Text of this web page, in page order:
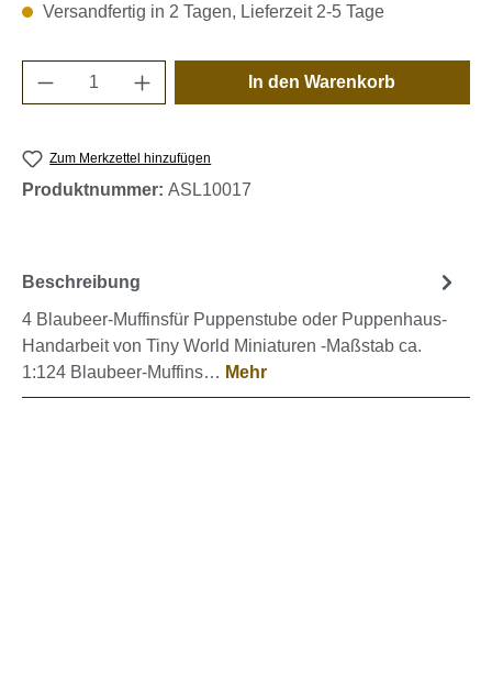
Versandfertig in 2 Tagen, Lieferzeit 2-5 Tage
Produkt Anzahl: Gib den gewünschten
In den Warenkorb
Zum Merkzettel hinzufügen
Produktnummer: ASL10017
Beschreibung
4 Blaubeer-Muffinsfür Puppenstube oder Puppenhaus-
Handarbeit von Tiny World Miniaturen -Maßstab ca.
1:124 Blaubeer-Muffins… Mehr